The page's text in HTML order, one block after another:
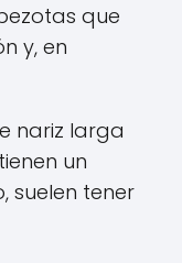
que
y, en
nariz larga
un
suelen tener